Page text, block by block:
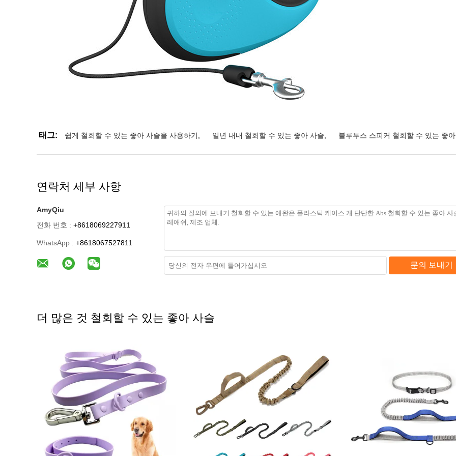
태그: 쉽게 철회할 수 있는 좋아 사슬을 사용하기 일년 내내 철회할 수 있는 좋아 사슬 블루투스 스피커 철회할 수 있는 좋
연락처 세부 사항
AmyQiu
전화 번호 : +8618069227911
WhatsApp : +8618067527811
문의 보내기
더 많은 것 철회할 수 있는 좋아 사슬